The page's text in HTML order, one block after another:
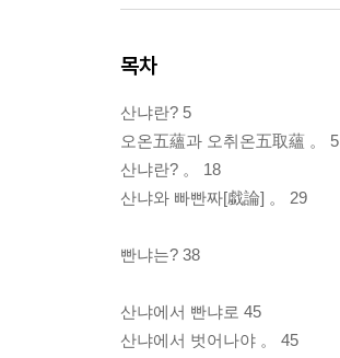
목차
산냐란? 5
오온五蘊과 오취온五取蘊 。 5
산냐란? 。 18
산냐와 빠빤짜[戱論] 。 29
빤냐는? 38
산냐에서 빤냐로 45
산냐에서 벗어나야 。 45